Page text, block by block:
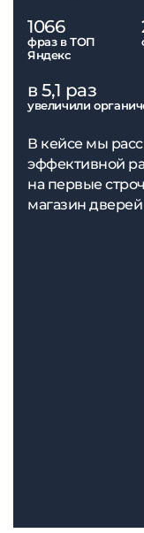
1066
фраз в ТОП
Яндекс
в 5,1 раз
увеличили
В кейсе мы
эффективной
на первые
магазин